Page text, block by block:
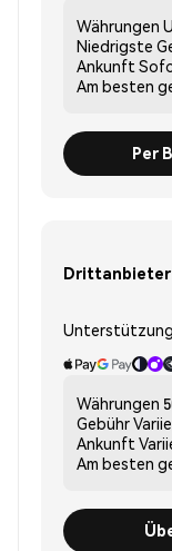
Währungen
Niedrigste
Ankunft
Am besten
Per
Drittanbieter
Währungen
Gebühr
Ankunft
Am besten